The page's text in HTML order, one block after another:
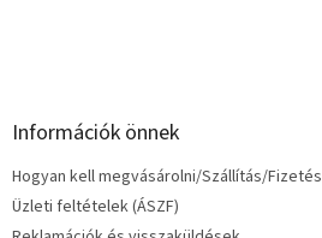
Információk önnek
Hogyan kell megvásárolni/Szállítás/Fizetés
Üzleti feltételek (ÁSZF)